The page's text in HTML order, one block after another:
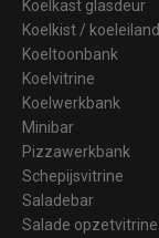
Koelkast glasdeur
Koelkist / koeleiland
Koeltoonbank
Koelvitrine
Koelwerkbank
Minibar
Pizzawerkbank
Schepijsvitrine
Saladebar
Salade opzetvitrine